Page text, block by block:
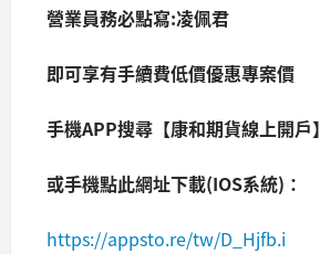
營業員務必點寫:凌佩君
即可享有手續費低價優惠專案價
手機APP搜尋【康和期貨線上開戶】
或手機點此網址下載(IOS系統)：
https://appsto.re/tw/D_Hjfb.i